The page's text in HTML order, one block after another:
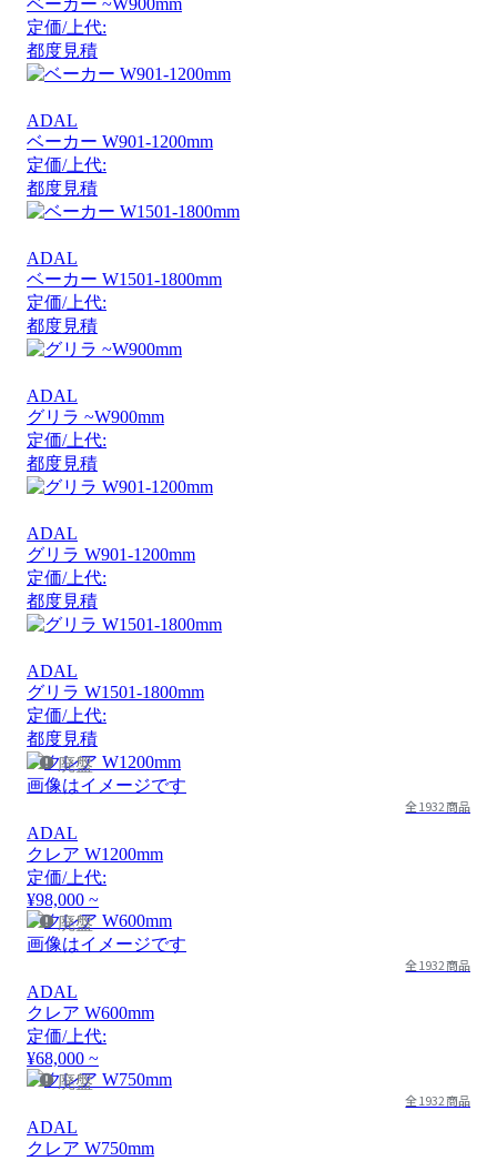
ベーカー ~W900mm
定価/上代:
都度見積
ADAL
ベーカー W901-1200mm
定価/上代:
都度見積
ADAL
ベーカー W1501-1800mm
定価/上代:
都度見積
ADAL
グリラ ~W900mm
定価/上代:
都度見積
ADAL
グリラ W901-1200mm
定価/上代:
都度見積
ADAL
グリラ W1501-1800mm
定価/上代:
都度見積
廃盤
画像はイメージです
全1932商品
ADAL
クレア W1200mm
定価/上代:
¥98,000 ~
廃盤
画像はイメージです
全1932商品
ADAL
クレア W600mm
定価/上代:
¥68,000 ~
廃盤
全1932商品
ADAL
クレア W750mm